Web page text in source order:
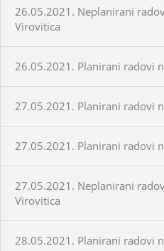
26.05.2021. Neplanirani
Virovitica
26.05.2021. Planirani radovi
27.05.2021. Planirani radovi
27.05.2021. Planirani radovi
27.05.2021. Neplanirani
Virovitica
28.05.2021. Planirani radovi